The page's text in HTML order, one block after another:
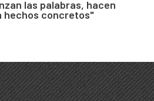
las palabras, hacen
hechos concretos"